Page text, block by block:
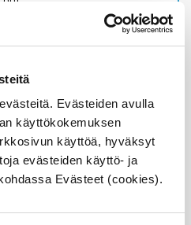
Evästeiden avulla
käyttökokemuksen
käyttöä, hyväksyt
evästeiden käyttö- ja
Evästeet (cookies).
M8x50mm
1-3pv
Lisää ostoskoriin
Katso osan tiedot